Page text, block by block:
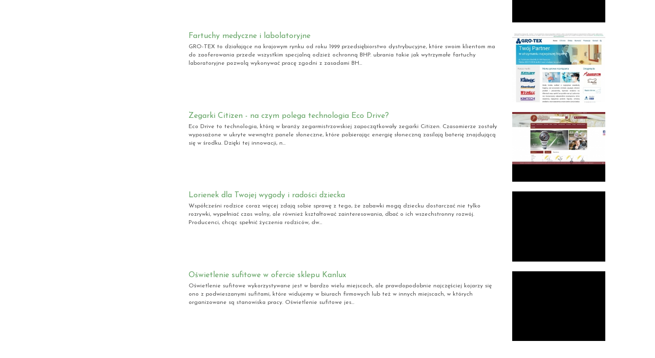
Fartuchy medyczne i labolatoryjne
GRO-TEX to działające na krajowym rynku od roku 1999 przedsiębiorstwo dystrybucyjne, które swoim klientom ma
do zaoferowania przede wszystkim specjalną odzież ochronną BHP. ubrania takie jak wytrzymałe fartuchy
laboratoryjne pozwolą wykonywać pracę zgodni z zasadami BH...
Zegarki Citizen - na czym polega technologia Eco Drive?
Eco Drive to technologia, którą w branży zegarmistrzowskiej zapoczątkowały zegarki Citizen. Czasomierze zostały
wyposażone w ukryte wewnątrz panele słoneczne, które pobierając energię słoneczną zasilają baterię znajdującą
się w środku. Dzięki tej innowacji, n...
Lorienek dla Twojej wygody i radości dziecka
Współcześni rodzice coraz więcej zdają sobie sprawę z tego, że zabawki mogą dziecku dostarczać nie tylko
rozrywki, wypełniać czas wolny, ale również kształtować zainteresowania, dbać o ich wszechstronny rozwój.
Producenci, chcąc spełnić życzenia rodziców, dw...
Oświetlenie sufitowe w ofercie sklepu Kanlux
Oświetlenie sufitowe wykorzystywane jest w bardzo wielu miejscach, ale prawdopodobnie najczęściej kojarzy się
ono z podwieszanymi sufitami, które widujemy w biurach firmowych lub też w innych miejscach, w których
organizowane są stanowiska pracy. Oświetlenie sufitowe jes...